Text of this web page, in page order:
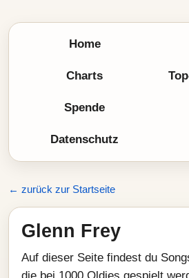
Home
Charts
Spende
Datenschutz
← zurück zur Startseite
Glenn Frey
Auf dieser Seite findest du